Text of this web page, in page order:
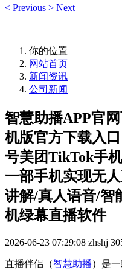
< Previous > Next
你的位置
网站首页
新闻资讯
公司新闻
智慧助播APP官
机版官方下载入
号美团TikTok手
一部手机实现无
讲解/真人语音/智
机绿幕直播软件
2026-06-23 07:29:08 zhshj
直播伴侣 （智慧助播） 是